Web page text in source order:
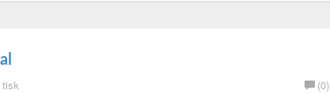
tisk (0)